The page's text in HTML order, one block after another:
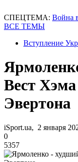
СПЕЦТЕМА: Война
ВСЕ ТЕМЫ
Вступление
Вест
Эвертона
iSport.ua, 2 января
0
5357